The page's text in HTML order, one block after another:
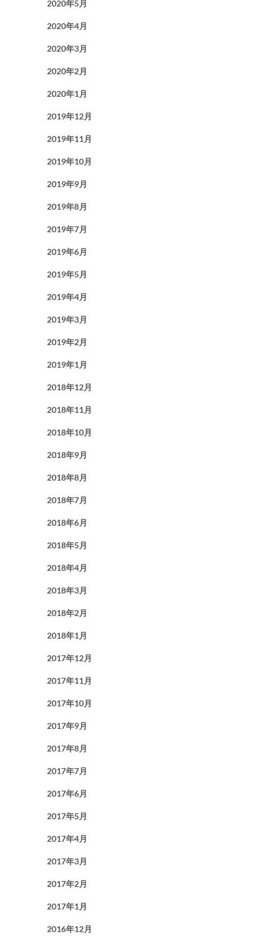
2020年5月
2020年4月
2020年3月
2020年2月
2020年1月
2019年12月
2019年11月
2019年10月
2019年9月
2019年8月
2019年7月
2019年6月
2019年5月
2019年4月
2019年3月
2019年2月
2019年1月
2018年12月
2018年11月
2018年10月
2018年9月
2018年8月
2018年7月
2018年6月
2018年5月
2018年4月
2018年3月
2018年2月
2018年1月
2017年12月
2017年11月
2017年10月
2017年9月
2017年8月
2017年7月
2017年6月
2017年5月
2017年4月
2017年3月
2017年2月
2017年1月
2016年12月